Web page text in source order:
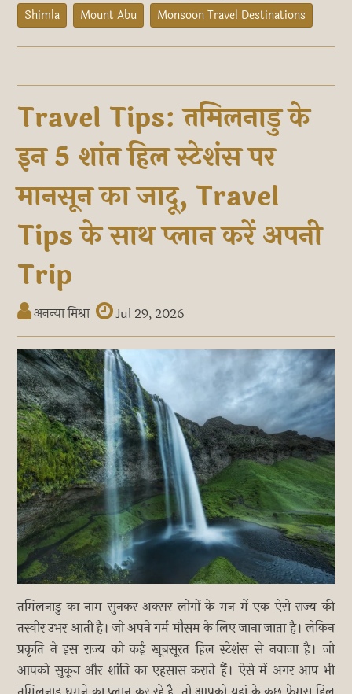
Shimla
Mount Abu Monsoon Travel Destinations
Travel Tips: तमिलनाडु के
इन 5 शांत हिल स्टेशंस पर
मानसून का जादू, Travel
Tips के साथ प्लान करें अपनी
Trip
अनन्या मिश्रा Jul 29, 2026
तमिलनाडु का नाम सुनकर अक्सर लोगों के मन में एक ऐसे राज्य की
तस्वीर उभर आती है। जो अपने गर्म मौसम के लिए जाना जाता है। लेकिन
प्रकृति ने इस राज्य को कई खूबसूरत हिल स्टेशंस से नवाजा है। जो
आपको सुकून और शांति का एहसास कराते हैं। ऐसे में अगर आप भी